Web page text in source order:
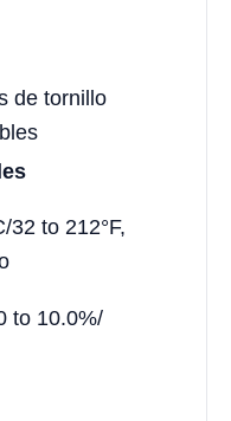
de tornillo
32 to 212°F,
to 10.0%/